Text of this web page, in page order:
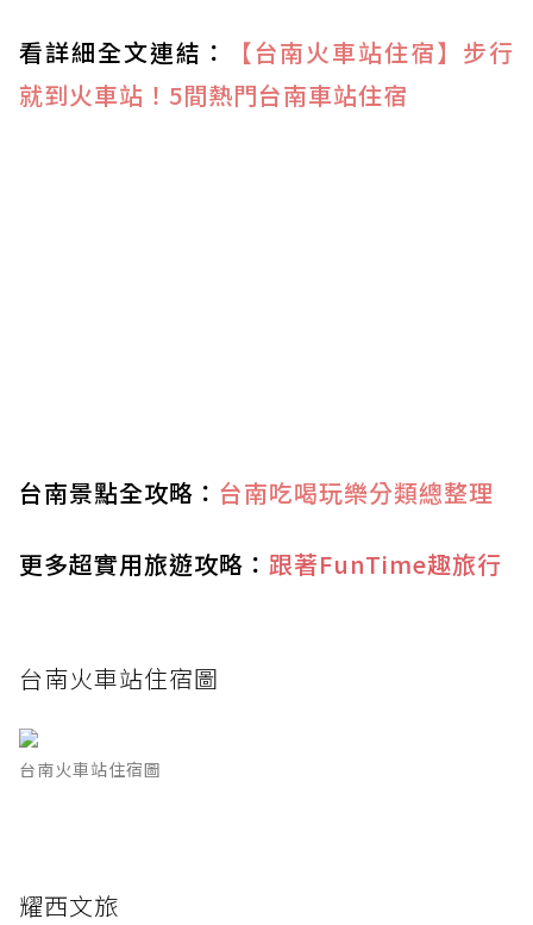
看詳細全文連結：
【台南火車站住宿】步行
就到火車站！5間熱門台南車站住宿
台南景點全攻略： 台南吃喝玩樂分類總整理
更多超實用旅遊攻略： 跟著FunTime趣旅行
台南火車站住宿圖
台南火車站住宿圖
耀西文旅